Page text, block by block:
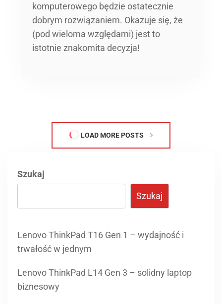
komputerowego będzie ostatecznie
dobrym rozwiązaniem. Okazuje się, że
(pod wieloma względami) jest to
istotnie znakomita decyzja!
LOAD MORE POSTS
Szukaj
Szukaj
Lenovo ThinkPad T16 Gen 1 – wydajność i
trwałość w jednym
Lenovo ThinkPad L14 Gen 3 – solidny laptop
biznesowy